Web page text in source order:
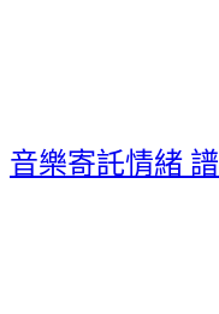
音樂寄託情緒